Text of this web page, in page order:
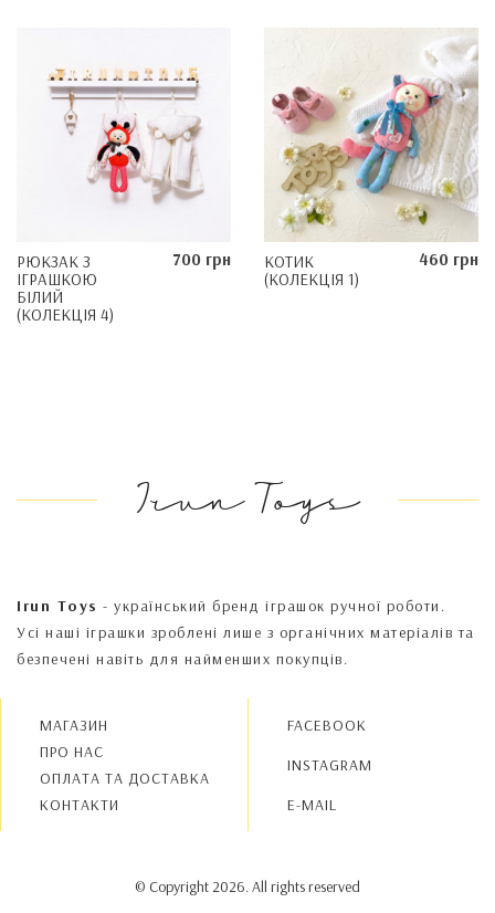
РЮКЗАК З
ІГРАШКОЮ
БІЛИЙ
(КОЛЕКЦІЯ 4)
700 грн
КОТИК
(КОЛЕКЦІЯ 1)
460 грн
Irun Toys
Irun Toys - український бренд іграшок ручної роботи.
Усі наші іграшки зроблені лише з органічних матеріалів та
безпечені навіть для найменших покупців.
МАГАЗИН
ПРО НАС
OПЛАТА ТА ДОСТАВКА
КОНТАКТИ
FACEBOOK
INSTAGRAM
E-MAIL
© Copyright 2026. All rights reserved